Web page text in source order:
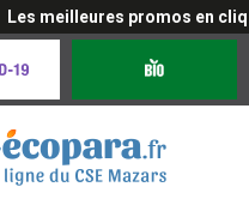
Les meilleures promos en